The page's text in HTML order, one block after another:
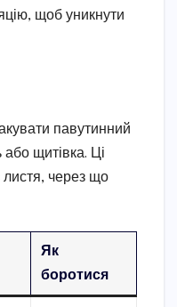
щоб уникнути
павутинний
щитівка. Ці
листя, через що
Як
боротися